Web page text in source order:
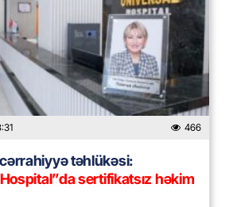
466
təhlükəsi:
sertifikatsız həkim